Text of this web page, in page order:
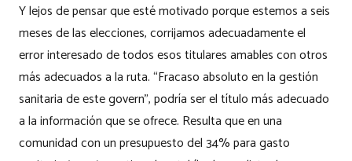
Y lejos de pensar que esté motivado porque estemos a seis
meses de las elecciones, corrijamos adecuadamente el
error interesado de todos esos titulares amables con otros
más adecuados a la ruta. “Fracaso absoluto en la gestión
sanitaria de este govern”, podría ser el título más adecuado
a la información que se ofrece. Resulta que en una
comunidad con un presupuesto del 34% para gasto